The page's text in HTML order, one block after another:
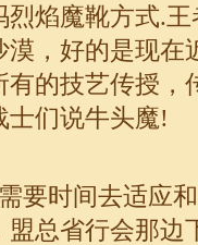
焰魔靴方式.
，好的是现在
的技艺传授，
士们说牛头魔!
要时间去适应
总省行会那边